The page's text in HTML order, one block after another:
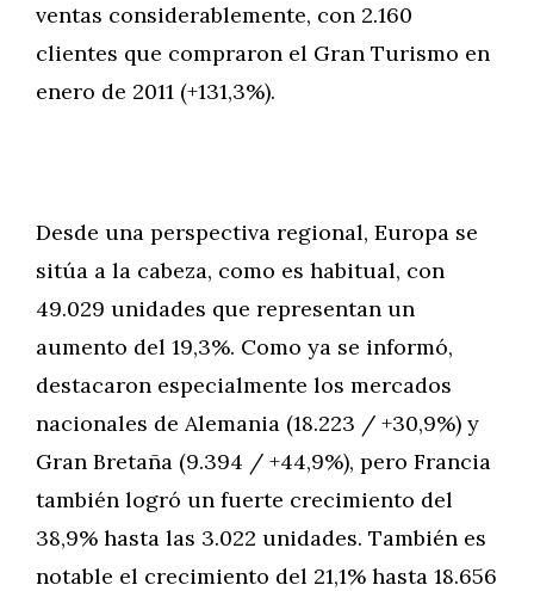
ventas considerablemente, con 2.160
clientes que compraron el Gran Turismo en
enero de 2011 (+131,3%).
Desde una perspectiva regional, Europa se
sitúa a la cabeza, como es habitual, con
49.029 unidades que representan un
aumento del 19,3%. Como ya se informó,
destacaron especialmente los mercados
nacionales de Alemania (18.223 / +30,9%) y
Gran Bretaña (9.394 / +44,9%), pero Francia
también logró un fuerte crecimiento del
38,9% hasta las 3.022 unidades. También es
notable el crecimiento del 21,1% hasta 18.656